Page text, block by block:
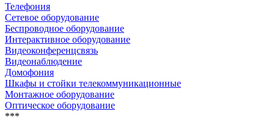
Телефония
Сетевое оборудование
Беспроводное оборудование
Интерактивное оборудование
Видеоконференцсвязь
Видеонаблюдение
Домофония
Шкафы и стойки телекоммуникационные
Монтажное оборудование
Оптическое оборудование
***